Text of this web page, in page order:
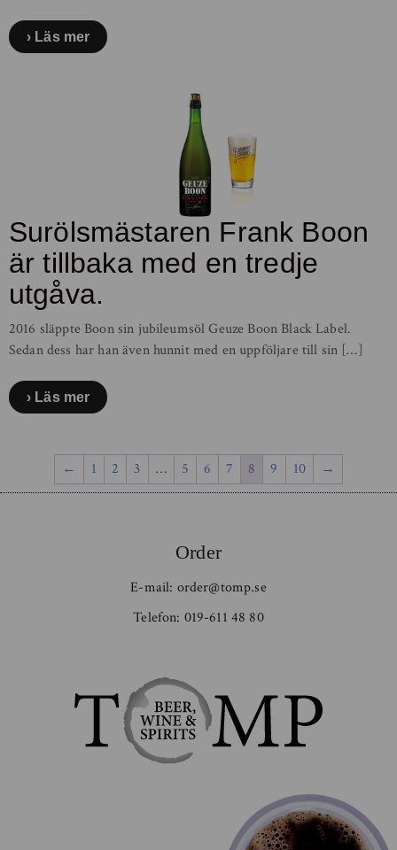
Läs mer
Surölsmästaren Frank Boon
är tillbaka med en tredje
utgåva.
2016 släppte Boon sin jubileumsöl Geuze Boon Black Label.
Sedan dess har han även hunnit med en uppföljare till sin […]
Läs mer
← 1 2 3 … 5 6 7 8 9 10 →
Order
E-mail: order@tomp.se
Telefon: 019-611 48 80